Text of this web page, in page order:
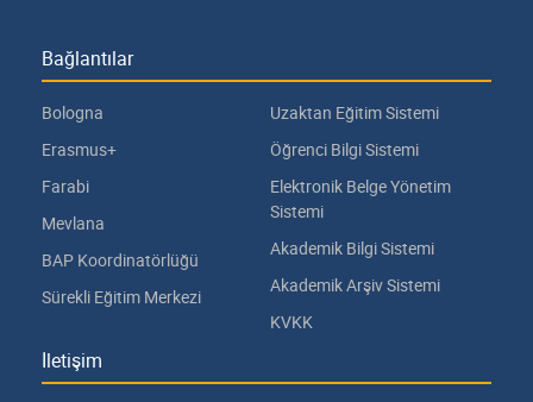
Bağlantılar
Bologna
Erasmus+
Farabi
Mevlana
BAP Koordinatörlüğü
Sürekli Eğitim Merkezi
Uzaktan Eğitim Sistemi
Öğrenci Bilgi Sistemi
Elektronik Belge Yönetim
Sistemi
Akademik Bilgi Sistemi
Akademik Arşiv Sistemi
KVKK
İletişim